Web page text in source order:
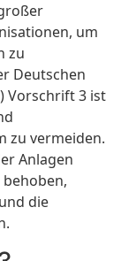
um
zu
Deutschen
Vorschrift 3 ist
zu vermeiden.
Anlagen
die